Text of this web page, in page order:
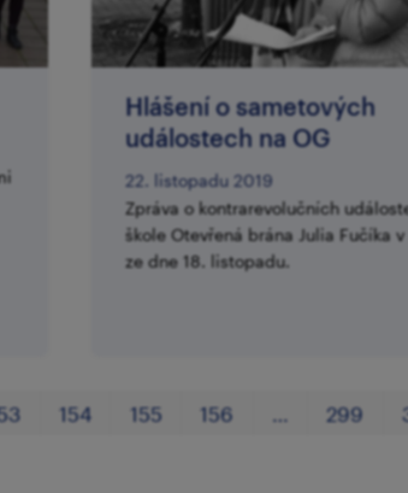
Hlášení o sametových
událostech na OG
22. listopadu 2019
Zpráva o kontrarevolučních
škole Otevřená brána Julia Fučíka
ze dne 18. listopadu.
154 155 156 299